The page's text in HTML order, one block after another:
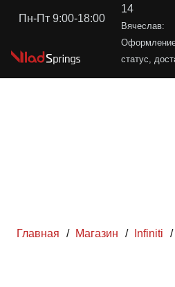
Пн-Пт 9:00-18:00
14
Вячеслав:
статус,
Главная / Магазин / Infiniti /